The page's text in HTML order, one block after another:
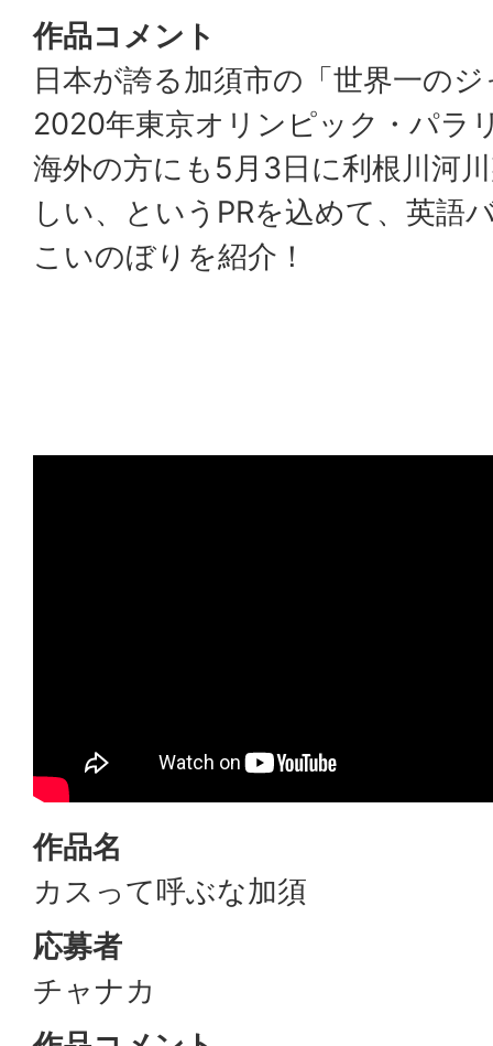
作品コメント
日本が誇る加須市の「世界一の
2020年東京オリンピック・パラ
海外の方にも5月3日に利根川河
しい、というPRを込めて、英語
こいのぼりを紹介！
作品名
カスって呼ぶな加須
応募者
チャナカ